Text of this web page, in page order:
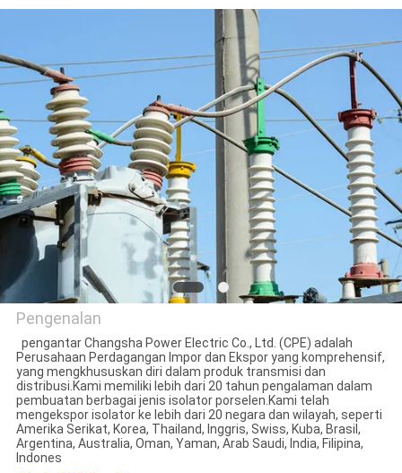
KONTROL
KUALITAS
HUBUNGI
KAMI
BERITA
SITEMAP
PRIVACY
POLICY
Changsha Power Electric
Co.,Ltd.
Pengenalan
pengantar Changsha Power Electric Co., Ltd. (CPE) adalah
Perusahaan Perdagangan Impor dan Ekspor yang komprehensif,
yang mengkhususkan diri dalam produk transmisi dan
distribusi.Kami memiliki lebih dari 20 tahun pengalaman dalam
pembuatan berbagai jenis isolator porselen.Kami telah
mengekspor isolator ke lebih dari 20 negara dan wilayah, seperti
Amerika Serikat, Korea, Thailand, Inggris, Swiss, Kuba, Brasil,
Argentina, Australia, Oman, Yaman, Arab Saudi, India, Filipina,
Indones